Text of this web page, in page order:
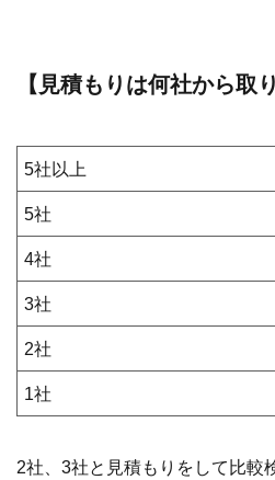
【見積もりは何社から取
5社以上
5社
4社
3社
2社
1社
2社、3社と見積もりをして比較